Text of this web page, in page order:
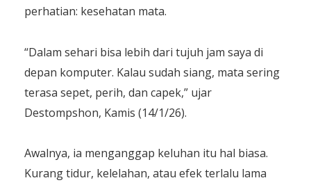
perhatian: kesehatan mata.
“Dalam sehari bisa lebih dari tujuh jam saya di
depan komputer. Kalau sudah siang, mata sering
terasa sepet, perih, dan capek,” ujar
Destompshon, Kamis (14/1/26).
Awalnya, ia menganggap keluhan itu hal biasa.
Kurang tidur, kelelahan, atau efek terlalu lama